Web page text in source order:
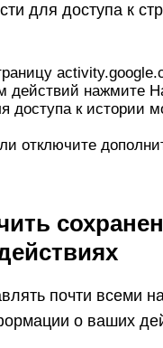
для доступа к
действий нажмите
доступа к истории
отключите
почти всеми
о ваших